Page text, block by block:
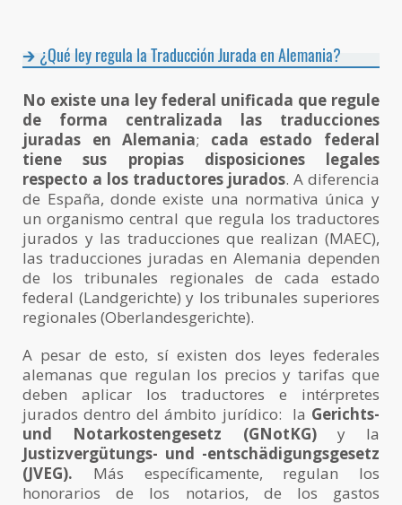
¿Qué ley regula la Traducción Jurada en Alemania?
No existe una ley federal unificada que regule
de forma centralizada las traducciones
juradas en Alemania; cada estado federal
tiene sus propias disposiciones legales
respecto a los traductores jurados. A diferencia
de España, donde existe una normativa única y
un organismo central que regula los traductores
jurados y las traducciones que realizan (MAEC),
las traducciones juradas en Alemania dependen
de los tribunales regionales de cada estado
federal (Landgerichte) y los tribunales superiores
regionales (Oberlandesgerichte).
A pesar de esto, sí existen dos leyes federales
alemanas que regulan los precios y tarifas que
deben aplicar los traductores e intérpretes
jurados dentro del ámbito jurídico: la Gerichts-
und Notarkostengesetz (GNotKG)y la
Justizvergütungs- und -entschädigungsgesetz
(JVEG). Más específicamente, regulan los
honorarios de los notarios, de los gastos